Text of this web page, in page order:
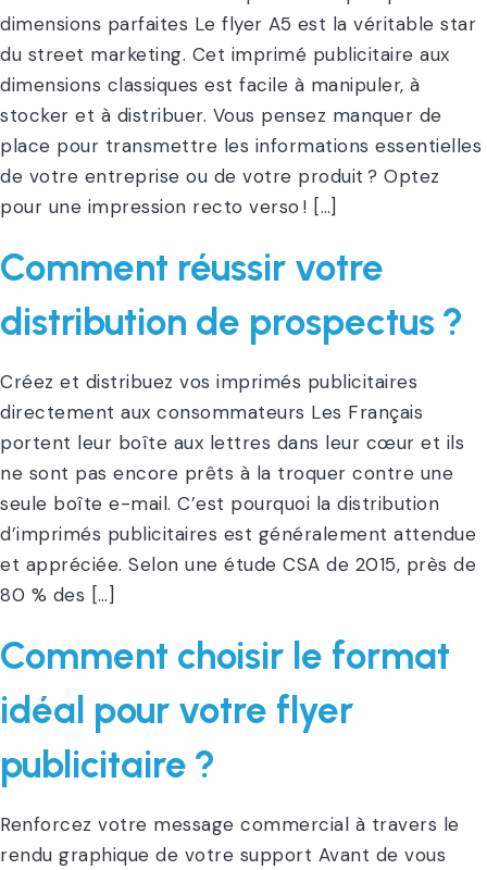
dimensions parfaites Le flyer A5 est la véritable star
du street marketing. Cet imprimé publicitaire aux
dimensions classiques est facile à manipuler, à
stocker et à distribuer. Vous pensez manquer de
place pour transmettre les informations essentielles
de votre entreprise ou de votre produit ? Optez
pour une impression recto verso ! […]
Comment réussir votre
distribution de prospectus ?
Créez et distribuez vos imprimés publicitaires
directement aux consommateurs Les Français
portent leur boîte aux lettres dans leur cœur et ils
ne sont pas encore prêts à la troquer contre une
seule boîte e-mail. C’est pourquoi la distribution
d’imprimés publicitaires est généralement attendue
et appréciée. Selon une étude CSA de 2015, près de
80 % des […]
Comment choisir le format
idéal pour votre flyer
publicitaire ?
Renforcez votre message commercial à travers le
rendu graphique de votre support Avant de vous